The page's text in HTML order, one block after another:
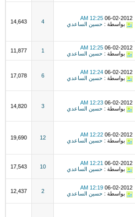
06-02-2012
12:25 AM
بواسطة : حسين الساعدي 4
14,643
06-02-2012
12:25 AM
بواسطة : حسين الساعدي 1
11,877
06-02-2012
12:24 AM
بواسطة : حسين الساعدي 6
17,078
06-02-2012
12:23 AM
بواسطة : حسين الساعدي 3
14,820
06-02-2012
12:22 AM
بواسطة : حسين الساعدي 12
19,690
06-02-2012
12:21 AM
بواسطة : حسين الساعدي 10
17,543
06-02-2012
12:19 AM
بواسطة : حسين الساعدي 2
12,437